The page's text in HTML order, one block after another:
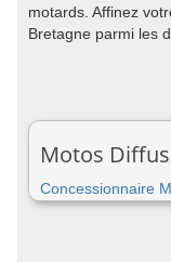
motards. Affinez
Bretagne parmi les
Motos
Concessionnaire